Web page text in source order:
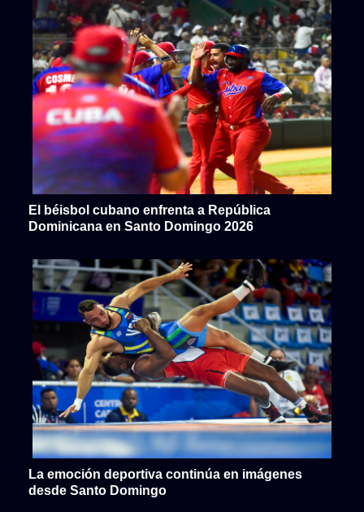
El béisbol cubano enfrenta a República
Dominicana en Santo Domingo 2026
La emoción deportiva continúa en imágenes
desde Santo Domingo